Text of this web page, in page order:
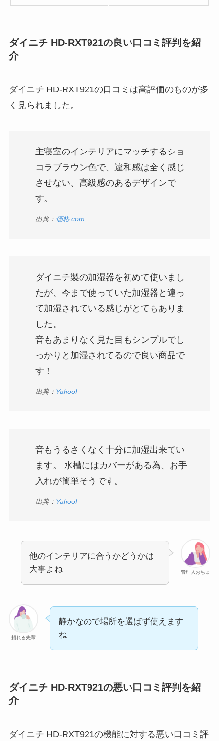
ダイニチ HD-RXT921の良い口コミ評判を紹
介
ダイニチ HD-RXT921の口コミは高評価のものが多
く見られました。
主寝室のインテリアにマッチするショ
コラブラウン色で、違和感は全く感じ
させない、高級感のあるデザインで
す。
出典： 価格.com
ダイニチ製の加湿器を初めて使いまし
たが、今まで使っていた加湿器と違っ
て加湿されている感じがとてもありま
した。
音もあまりなく見た目もシンプルでし
っかりと加湿されてるので良い商品で
す！
出典： Yahoo!
音もうるさくなく十分に加湿出来てい
ます。 水槽にはカバーがある為、お手
入れが簡単そうです。
出典： Yahoo!
管理人おちょ
他のインテリアに合うかどうかは
大事よね
頼れる先輩
静かなので場所を選ばず使えます
ね
ダイニチ HD-RXT921の悪い口コミ評判を紹
介
ダイニチ HD-RXT921の機能に対する悪い口コミ評